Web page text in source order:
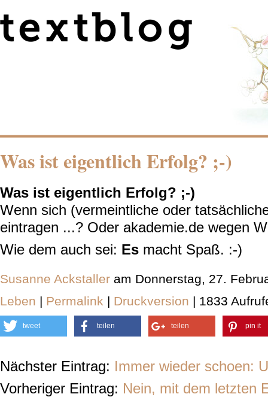
Was ist eigentlich Erfolg? ;-)
Was ist eigentlich Erfolg? ;-)
Wenn sich (vermeintliche oder
eintragen ...? Oder akademie.de wegen
Wie dem auch sei: Es macht Spaß. :-)
Susanne Ackstaller am Donnerstag, 27.
Leben | Permalink | Druckversion | 1833
tweet teilen teilen pin it
Nächster Eintrag: Immer wieder schoen:
Vorheriger Eintrag: Nein, mit dem letzten